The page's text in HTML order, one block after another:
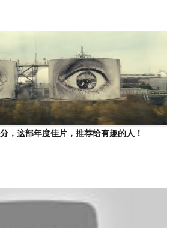
，这部年度佳片，推荐给有趣的人！